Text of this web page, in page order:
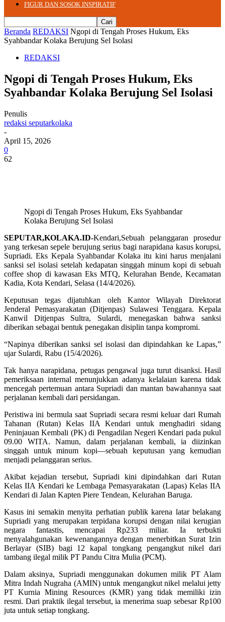
FIGUR DAN SOSOK INSPIRATIF
Beranda REDAKSI Ngopi di Tengah Proses Hukum, Eks
Syahbandar Kolaka Berujung Sel Isolasi
REDAKSI
Ngopi di Tengah Proses Hukum, Eks
Syahbandar Kolaka Berujung Sel Isolasi
Penulis
redaksi seputarkolaka
-
April 15, 2026
0
62
Ngopi di Tengah Proses Hukum, Eks Syahbandar
Kolaka Berujung Sel Isolasi
SEPUTAR,KOLAKA.ID-Kendari,Sebuah pelanggaran prosedur
yang terkesan sepele berujung serius bagi narapidana kasus korupsi,
Supriadi. Eks Kepala Syahbandar Kolaka itu kini harus menjalani
sanksi sel isolasi setelah kedapatan singgah minum kopi di sebuah
coffee shop di kawasan Eks MTQ, Kelurahan Bende, Kecamatan
Kadia, Kota Kendari, Selasa (14/4/2026).
Keputusan tegas dijatuhkan oleh Kantor Wilayah Direktorat
Jenderal Pemasyarakatan (Ditjenpas) Sulawesi Tenggara. Kepala
Kanwil Ditjenpas Sultra, Sulardi, menegaskan bahwa sanksi
diberikan sebagai bentuk penegakan disiplin tanpa kompromi.
“Napinya diberikan sanksi sel isolasi dan dipindahkan ke Lapas,”
ujar Sulardi, Rabu (15/4/2026).
Tak hanya narapidana, petugas pengawal juga turut disanksi. Hasil
pemeriksaan internal menunjukkan adanya kelalaian karena tidak
mencegah pertemuan antara Supriadi dan mantan bawahannya saat
perjalanan kembali dari persidangan.
Peristiwa ini bermula saat Supriadi secara resmi keluar dari Rumah
Tahanan (Rutan) Kelas IIA Kendari untuk menghadiri sidang
Peninjauan Kembali (PK) di Pengadilan Negeri Kendari pada pukul
09.00 WITA. Namun, dalam perjalanan kembali, ia diizinkan
singgah untuk minum kopi—sebuah keputusan yang kemudian
menjadi pelanggaran serius.
Akibat kejadian tersebut, Supriadi kini dipindahkan dari Rutan
Kelas IIA Kendari ke Lembaga Pemasyarakatan (Lapas) Kelas IIA
Kendari di Jalan Kapten Piere Tendean, Kelurahan Baruga.
Kasus ini semakin menyita perhatian publik karena latar belakang
Supriadi yang merupakan terpidana korupsi dengan nilai kerugian
negara fantastis, mencapai Rp233 miliar. Ia terbukti
menyalahgunakan kewenangannya dengan menerbitkan Surat Izin
Berlayar (SIB) bagi 12 kapal tongkang pengangkut nikel dari
tambang ilegal milik PT Pandu Citra Mulia (PCM).
Dalam aksinya, Supriadi menggunakan dokumen milik PT Alam
Mitra Indah Nugraha (AMIN) untuk mengangkut nikel melalui jetty
PT Kurnia Mining Resources (KMR) yang tidak memiliki izin
resmi. Dari praktik ilegal tersebut, ia menerima suap sebesar Rp100
juta untuk setiap tongkang.